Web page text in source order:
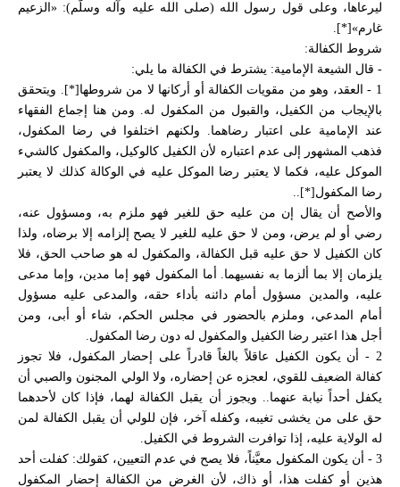
ليرعاها، وعلى قول رسول الله (صلى الله عليه وآله وسلّم): «الزعيم
غارم»[*].
شروط الكفالة:
- قال الشيعة الإمامية: يشترط في الكفالة ما يلي:
1 - العقد، وهو من مقويات الكفالة أو أركانها لا من شروطها[*]. ويتحقق
بالإيجاب من الكفيل، والقبول من المكفول له. ومن هنا إجماع الفقهاء
عند الإمامية على اعتبار رضاهما. ولكنهم اختلفوا في رضا المكفول،
فذهب المشهور إلى عدم اعتباره لأن الكفيل كالوكيل، والمكفول كالشيء
الموكل عليه، فكما لا يعتبر رضا الموكل عليه في الوكالة كذلك لا يعتبر
رضا المكفول[*]..
والأصح أن يقال إن من عليه حق للغير فهو ملزم به، ومسؤول عنه،
رضي أو لم يرض، ومن لا حق عليه للغير لا يصح إلزامه إلا برضاه، ولذا
كان الكفيل لا حق عليه قبل الكفالة، والمكفول له هو صاحب الحق، فلا
يلزمان إلا بما ألزما به نفسيهما. أما المكفول فهو إما مدين، وإما مدعى
عليه، والمدين مسؤول أمام دائنه بأداء حقه، والمدعى عليه مسؤول
أمام المدعي، وملزم بالحضور في مجلس الحكم، شاء أو أبى، ومن
أجل هذا اعتبر رضا الكفيل والمكفول له دون رضا المكفول.
2 - أن يكون الكفيل عاقلاً بالغاً قادراً على إحضار المكفول، فلا تجوز
كفالة الضعيف للقوي، لعجزه عن إحضاره، ولا الولي المجنون والصبي أن
يكفل أحداً نيابة عنهما.. ويجوز أن يقبل الكفالة لهما، فإذا كان لأحدهما
حق على من يخشى تغيبه، وكفله آخر، فإن للولي أن يقبل الكفالة لمن
له الولاية عليه، إذا توافرت الشروط في الكفيل.
3 - أن يكون المكفول معيَّناً، فلا يصح في عدم التعيين، كقولك: كفلت أحد
هذين أو كفلت هذا، أو ذاك، لأن الغرض من الكفالة إحضار المكفول